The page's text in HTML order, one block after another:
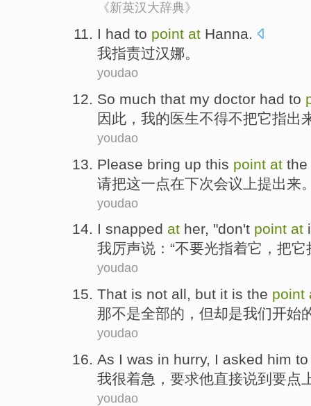
《新英汉大辞典》
I had to point at Hanna.
我指责过汉娜。
youdao
So much that my doctor had to
因此 ， 我的医生不得不把它指出
youdao
Please bring up this point at the
请把这一点在下次会议上提出来
youdao
I snapped at her, "don't point at
我厉声说：“不要光指着它 ，把它
youdao
That is not all, but it is the point
那不是全部的， 但却是我们开始
youdao
As I was in hurry, I asked him
我很着急 ， 要求他直接说到 要点
youdao